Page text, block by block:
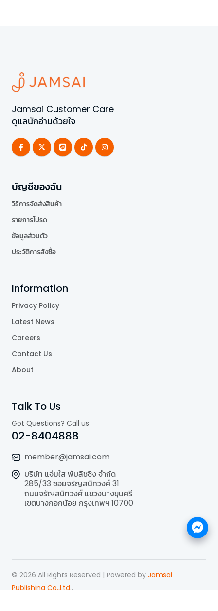
Jamsai Customer Care
ดูแลนักอ่านด้วยใจ
บัญชีของฉัน
วิธีการจัดส่งสินค้า
รายการโปรด
ข้อมูลส่วนตัว
ประวัติการสั่งซื้อ
Information
Privacy Policy
Latest News
Careers
Contact Us
About
Talk To Us
Got Questions? Call us
02-8404888
member@jamsai.com
บริษัท แจ่มใส พับลิชชิ่ง จำกัด
285/33 ซอยจรัญสนิทวงศ์ 31
ถนนจรัญสนิทวงศ์ แขวงบางขุนศรี
เขตบางกอกน้อย กรุงเทพฯ 10700
© 2026 All Rights Reserved | Powered by Jamsai
Publishing Co.,Ltd..